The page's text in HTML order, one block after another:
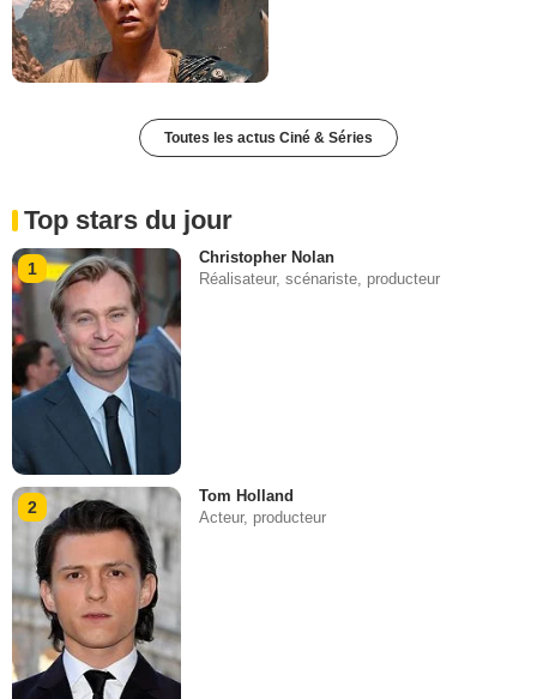
Toutes les actus Ciné & Séries
Top stars du jour
1
Christopher Nolan
Réalisateur, scénariste, producteur
2
Tom Holland
Acteur, producteur